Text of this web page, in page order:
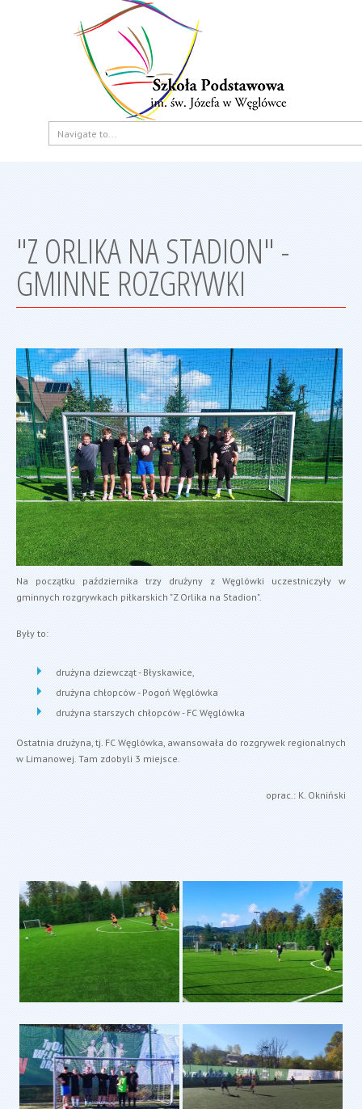
"Z ORLIKA NA STADION" -
GMINNE ROZGRYWKI
Na początku października trzy drużyny z Węglówki uczestniczyły w
gminnych rozgrywkach piłkarskich "Z Orlika na Stadion".
Były to:
drużyna dziewcząt - Błyskawice,
drużyna chłopców - Pogoń Węglówka
drużyna starszych chłopców - FC Węglówka
Ostatnia drużyna, tj. FC Węglówka, awansowała do rozgrywek regionalnych
w Limanowej. Tam zdobyli 3 miejsce.
oprac.: K. Okniński